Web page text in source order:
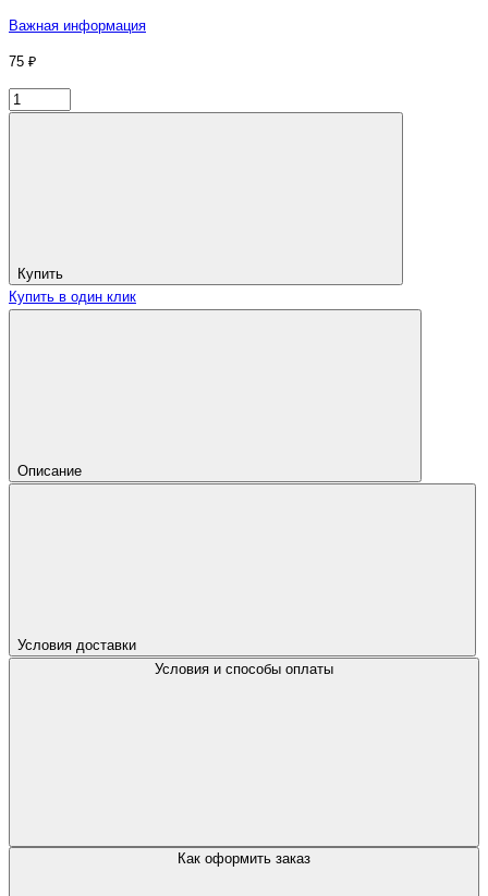
Важная информация
75 ₽
Купить
Купить в один клик
Описание
Условия доставки
Условия и способы оплаты
Как оформить заказ